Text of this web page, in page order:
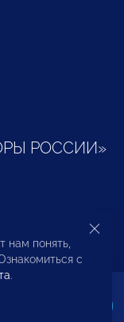
РОССИИ»
и
нам понять,
с
.